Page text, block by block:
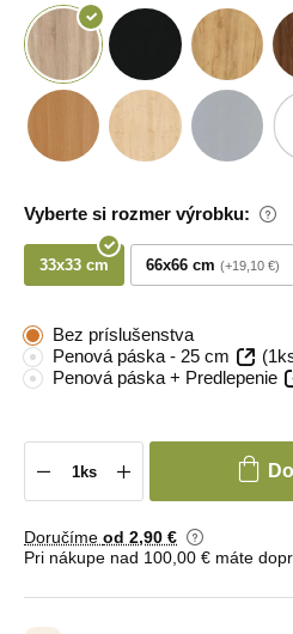
Vyberte si rozmer výrobku:
33x33 cm 66x66 cm +19,10 €
Bez príslušenstva
Penová páska - 25 cm
Penová páska + Predlepenie
Doručíme od 2,90 €
Pri nákupe nad 100,00 € máte